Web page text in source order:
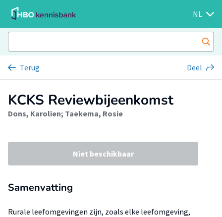
NL
Terug Deel
KCKS Reviewbijeenkomst
Dons, Karolien; Taekema, Rosie
Niet beschikbaar
Samenvatting
Rurale leefomgevingen zijn, zoals elke leefomgeving,